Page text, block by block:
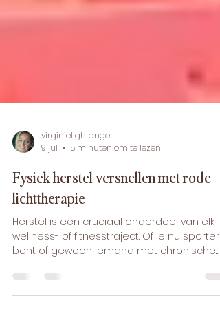
virginielightangel
9 jul
5 minuten om te lezen
Fysiek herstel versnellen met rode
lichttherapie
wellness- of fitnesstraject. Of je nu sporter
bent of gewoon iemand met chronische